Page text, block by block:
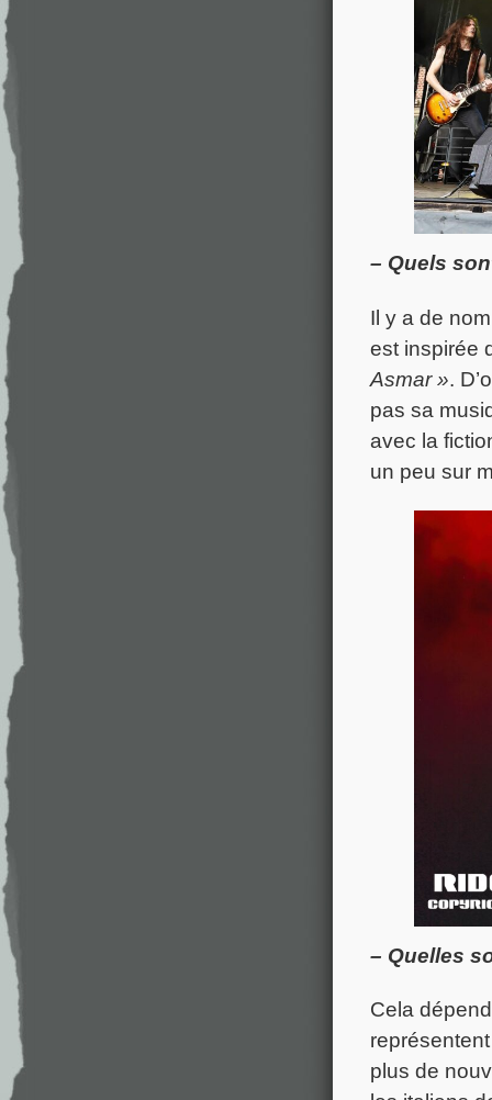
– Quels
Il y a de
est inspirée
Asmar ».
pas sa
avec la
un peu sur
– Quelles
Cela
plus de